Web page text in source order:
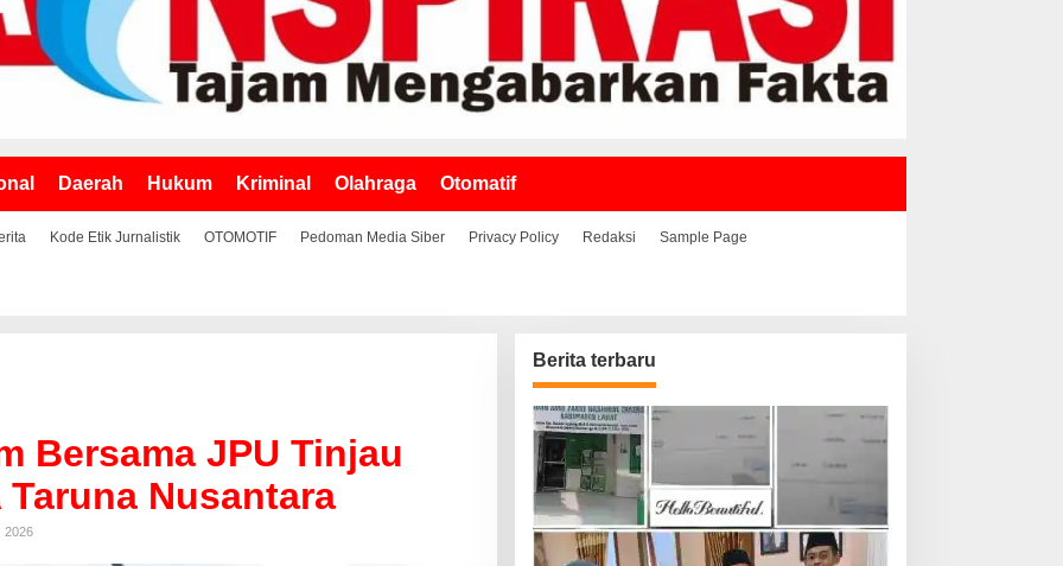
Daerah Hukum Kriminal Olahraga Otomatif
Kode Etik Jurnalistik OTOMOTIF Pedoman Media Siber Privacy Policy Redaksi Sample Page
Bersama JPU Tinjau
Nusantara
2026
Berita terbaru